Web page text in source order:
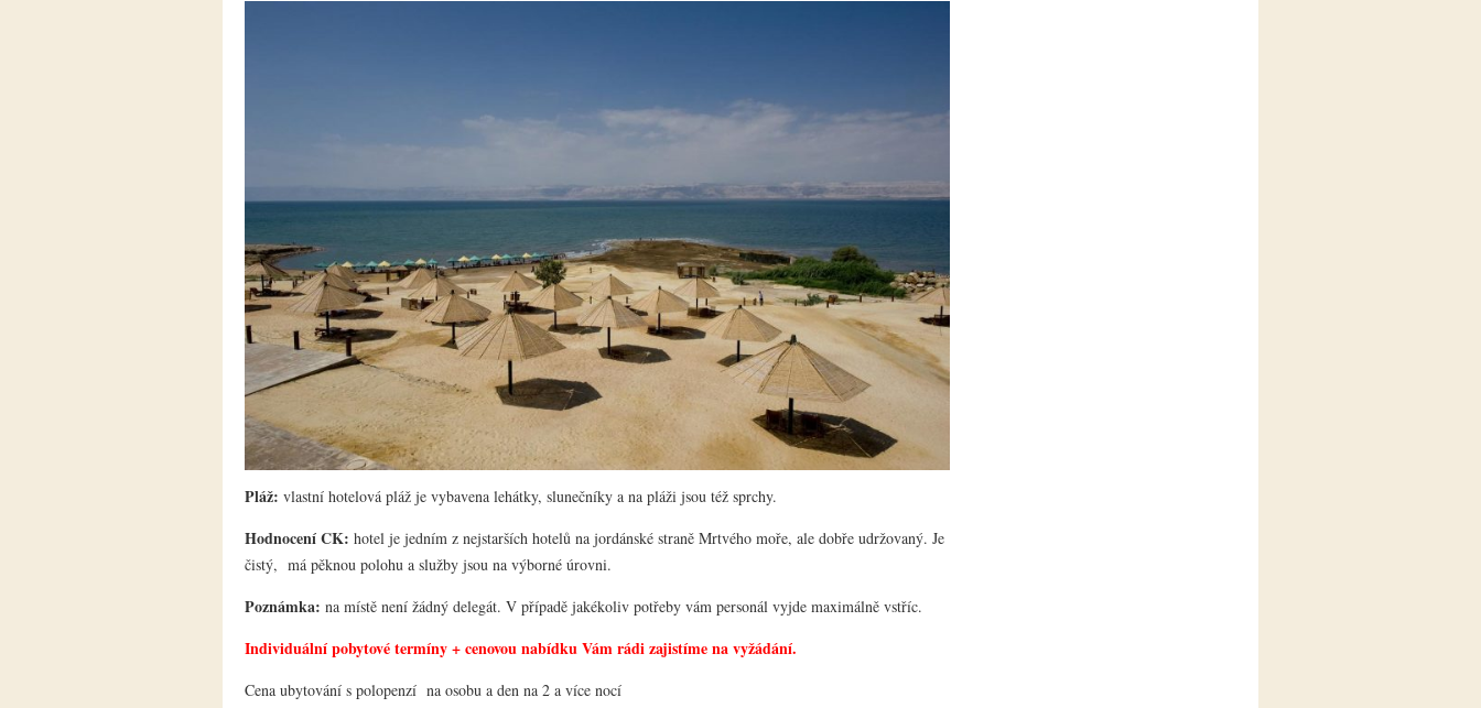
Pláž: vlastní hotelová pláž je vybavena lehátky, slunečníky a na pláži jsou též sprchy.
Hodnocení CK: hotel je jedním z nejstarších hotelů na jordánské straně Mrtvého moře, ale dobře udržovaný. Je
čistý, má pěknou polohu a služby jsou na výborné úrovni.
Poznámka: na místě není žádný delegát. V případě jakékoliv potřeby vám personál vyjde maximálně vstříc.
Individuální pobytové termíny + cenovou nabídku Vám rádi zajistíme navyžádání.
Cena ubytování s polopenzí na osobu a den na 2 a více nocí